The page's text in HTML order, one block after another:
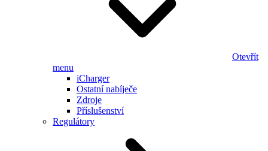
Otevřít
menu
iCharger
Ostatní nabíječe
Zdroje
Příslušenství
Regulátory